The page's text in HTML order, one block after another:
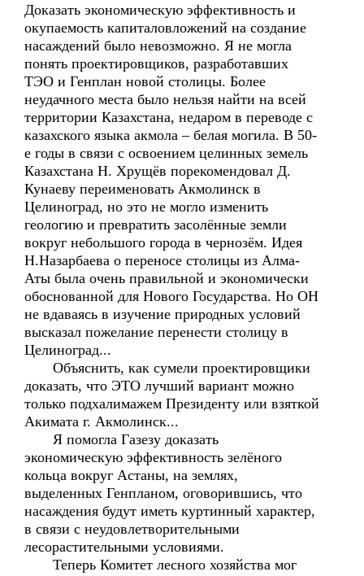
Доказать экономическую эффективность и
окупаемость капиталовложений на создание
насаждений было невозможно. Я не могла
понять проектировщиков, разработавших
ТЭО и Генплан новой столицы. Более
неудачного места было нельзя найти на всей
территории Казахстана, недаром в переводе с
казахского языка акмола – белая могила. В 50-
е годы в связи с освоением целинных земель
Казахстана Н. Хрущёв порекомендовал Д.
Кунаеву переименовать Акмолинск в
Целиноград, но это не могло изменить
геологию и превратить засолённые земли
вокруг небольшого города в чернозём. Идея
Н.Назарбаева о переносе столицы из Алма-
Аты была очень правильной и экономически
обоснованной для Нового Государства. Но ОН
не вдаваясь в изучение природных условий
высказал пожелание перенести столицу в
Целиноград...
Объяснить, как сумели проектировщики
доказать, что ЭТО лучший вариант можно
только подхалимажем Президенту или взяткой
Акимата г. Акмолинск...
Я помогла Газезу доказать
экономическую эффективность зелёного
кольца вокруг Астаны, на землях,
выделенных Генпланом, оговорившись, что
насаждения будут иметь куртинный характер,
в связи с неудовлетворительными
лесорастительными условиями.
Теперь Комитет лесного хозяйства мог